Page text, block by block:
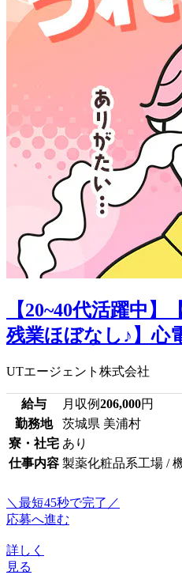
【20~40代活躍中
残業ほぼなし♪】心
UTエージェント株式会社
給与 月収例206,000円
勤務地
茨城県 美浦村
寮・社宅 あり
仕事内容 製薬化粧品系工場 /
＼最短45秒で完了／
応募へ進む
詳しく
見る